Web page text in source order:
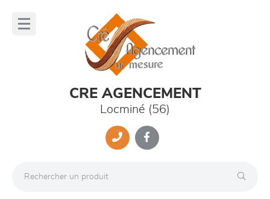
CRE AGENCEMENT
Locminé (56)